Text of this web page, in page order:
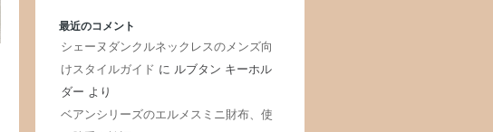
最近のコメント
シェーヌダンクルネックレスのメンズ向
けスタイルガイド に ルブタン キーホル
ダー より
ベアンシリーズのエルメスミニ財布、使